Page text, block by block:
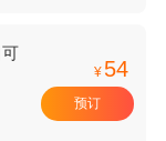
¥ 54
预订